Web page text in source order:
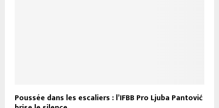
Poussée dans les escaliers : l’IFBB Pro Ljuba Pantović